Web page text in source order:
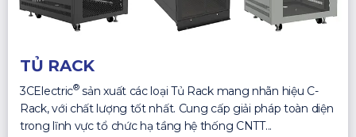
TỦ RACK
3CElectric®sản xuất các loại Tủ Rack mang nhãn hiệu C-
Rack, với chất lượng tốt nhất. Cung cấp giải pháp toàn diện
trong lĩnh vực tổ chức hạ tầng hệ thống CNTT...